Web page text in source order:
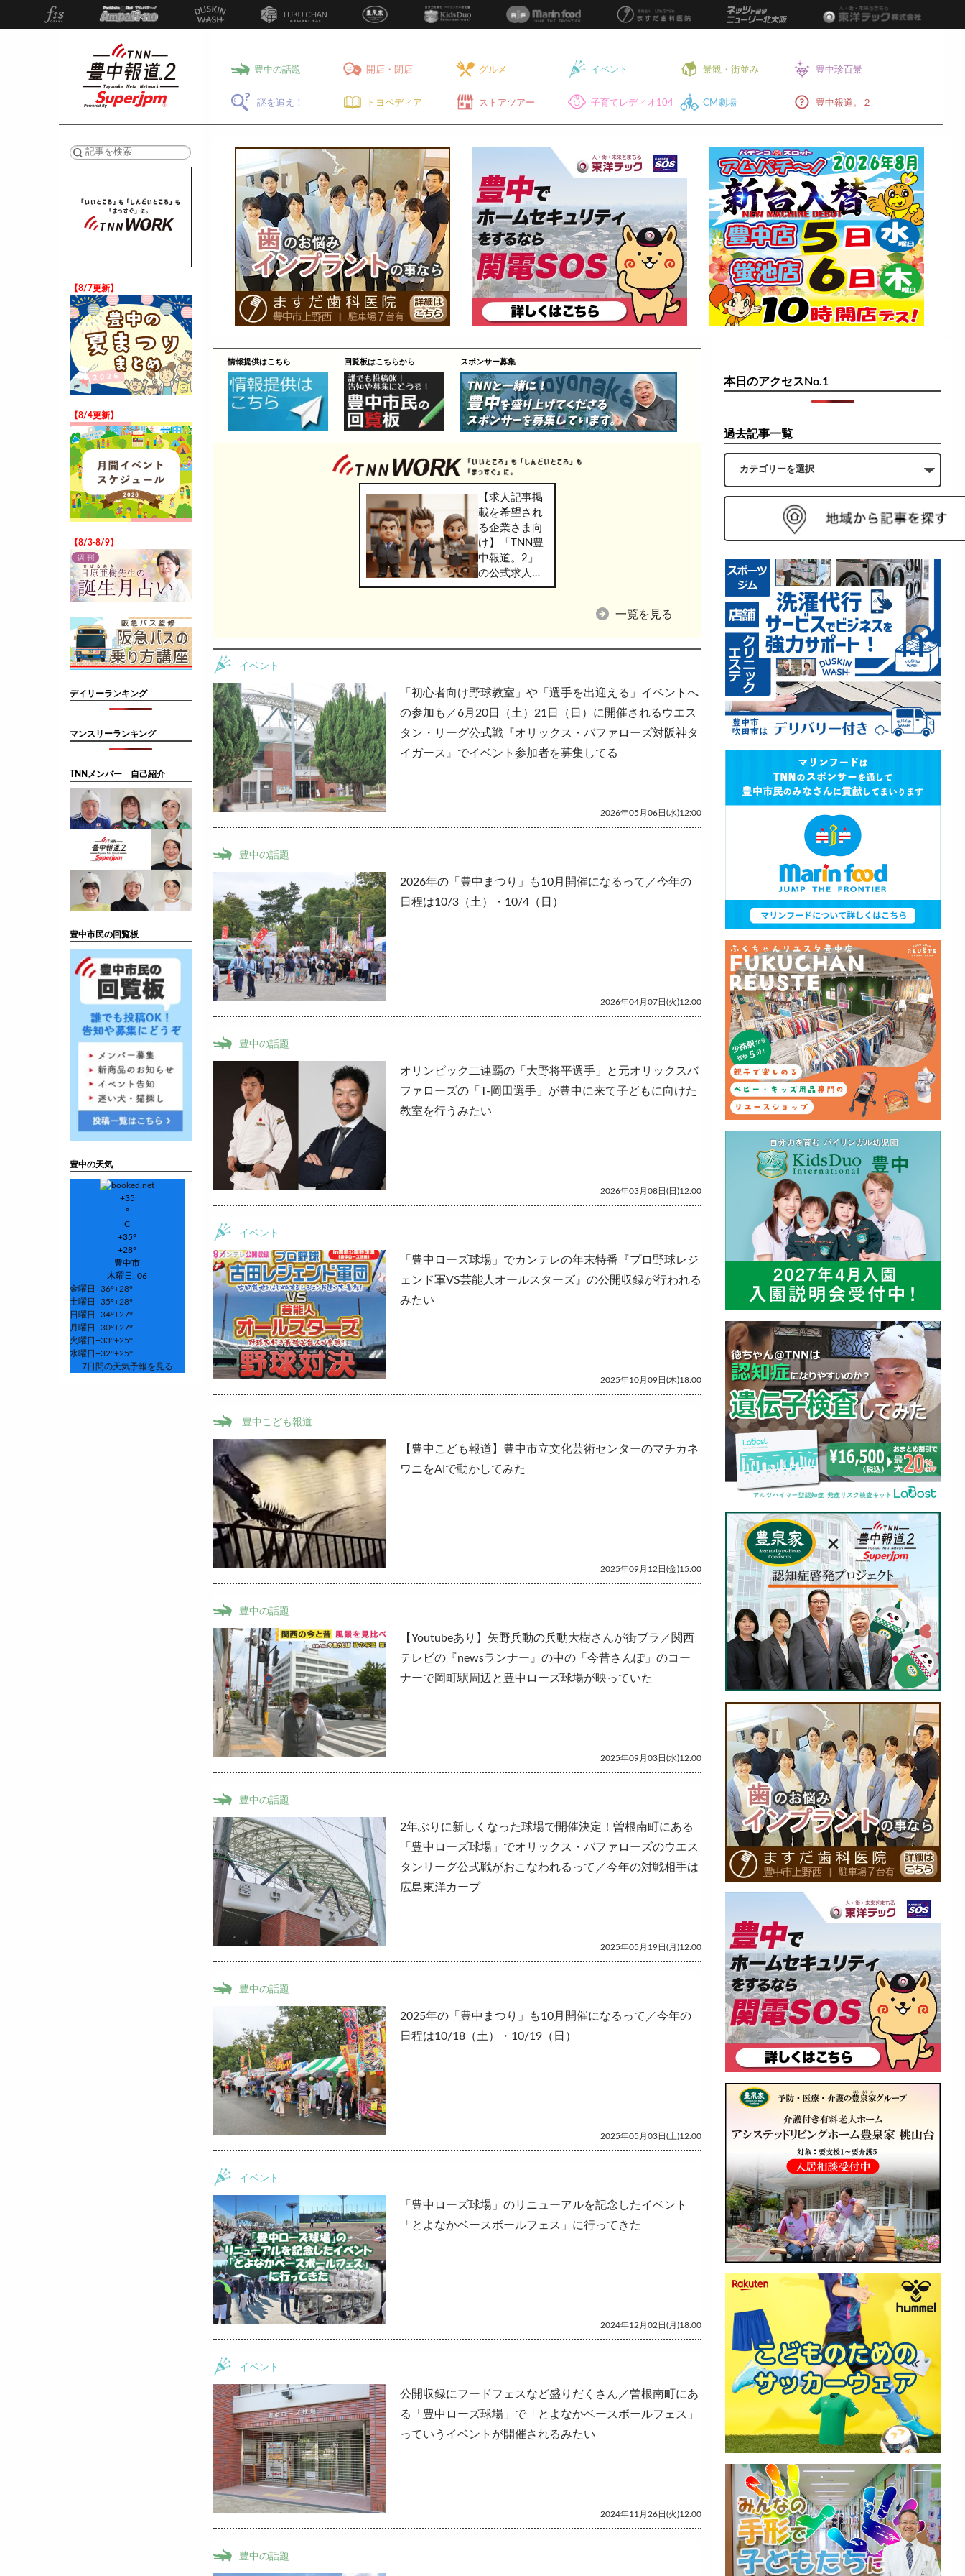
豊中の話題 開店・閉店 グルメ イベント 景観・街並み 豊中珍百景
謎を追え！ トヨペディア ストアツアー 子育てレディオ104 CM劇場 豊中報道。２
情報提供はこちら 回覧板はこちらから スポンサー募集
【求人記事掲
載を希望され
る企業さま向
け】「TNN豊
中報道。2」
の公式求人情
報サービス
して
一覧を見る
イベント
「初心者向け野球教室」や「選手を出迎える」イベントへ
の参加も／6月20日（土）21日（日）に開催されるウエス
タン・リーグ公式戦『オリックス・バファローズ対阪神タ
イガース』でイベント参加者を募集してる
2026年05月06日(水)12:00
豊中の話題
2026年の「豊中まつり」も10月開催になるって／今年の
日程は10/3（土）・10/4（日）
2026年04月07日(火)12:00
豊中の話題
オリンピック二連覇の「大野将平選手」と元オリックスバ
ファローズの「T-岡田選手」が豊中に来て子どもに向けた
教室を行うみたい
2026年03月08日(日)12:00
イベント
「豊中ローズ球場」でカンテレの年末特番『プロ野球レジ
ェンド軍VS芸能人オールスターズ』の公開収録が行われる
みたい
2025年10月09日(木)18:00
豊中こども報道
【豊中こども報道】豊中市立文化芸術センターのマチカネ
ワニをAIで動かしてみた
2025年09月12日(金)15:00
豊中の話題
【Youtubeあり】矢野兵動の兵動大樹さんが街ブラ／関西
テレビの『newsランナー』の中の「今昔さんぽ」のコー
ナーで岡町駅周辺と豊中ローズ球場が映っていた
2025年09月03日(水)12:00
豊中の話題
2年ぶりに新しくなった球場で開催決定！曽根南町にある
「豊中ローズ球場」でオリックス・バファローズのウエス
タンリーグ公式戦がおこなわれるって／今年の対戦相手は
広島東洋カープ
2025年05月19日(月)12:00
豊中の話題
2025年の「豊中まつり」も10月開催になるって／今年の
日程は10/18（土）・10/19（日）
2025年05月03日(土)12:00
イベント
「豊中ローズ球場」のリニューアルを記念したイベント
「とよなかベースボールフェス」に行ってきた
2024年12月02日(月)18:00
イベント
公開収録にフードフェスなど盛りだくさん／曽根南町にあ
る「豊中ローズ球場」で「とよなかベースボールフェス」
っていうイベントが開催されるみたい
2024年11月26日(火)12:00
豊中の話題
【8/7更新】
【8/4更新】
【8/3-8/9】
デイリーランキング
マンスリーランキング
TNNメンバー 自己紹介
豊中市民の回覧板
豊中の天気
+35
°
C
+35°
+28°
豊中市
木曜日, 06
金曜日 +36°+28°
土曜日 +35°+28°
日曜日 +34°+27°
月曜日 +30°+27°
火曜日 +33°+25°
水曜日 +32°+25°
7日間の天気予報を見る
本日のアクセスNo.1
過去記事一覧